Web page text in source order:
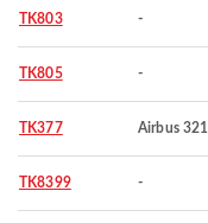
TK803 -
TK805 -
TK377 Airbus 321
TK8399 -